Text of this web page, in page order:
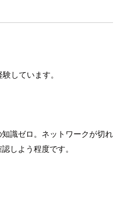
しています。
識ゼロ。ネットワークが切れ
しよう程度です。